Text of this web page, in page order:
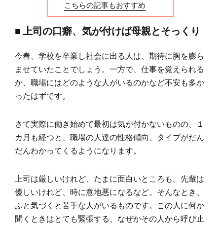
こちらの記事もおすすめ
■ 上司の口癖、気が付けば母親とそっくり
今春、学校を卒業し社会に出る人は、期待に胸を膨ら
ませていたことでしょう。一方で、仕事を覚えられる
か、職場にはどのような人がいるのかなど不安も多か
ったはずです。
さて実際に働き始めて最初は気が付かないものの、１
カ月も経つと、職場の人達の性格傾向、タイプがだん
だんわかってくるようになります。
上司は厳しいけれど、たまに面白いところも。先輩は
優しいけれど、時に意地悪になるなど。そんなとき、
ふと気づくと苦手な人がいるものです。この人に何か
聞くときはとても緊張する、なぜかその人から呼び止